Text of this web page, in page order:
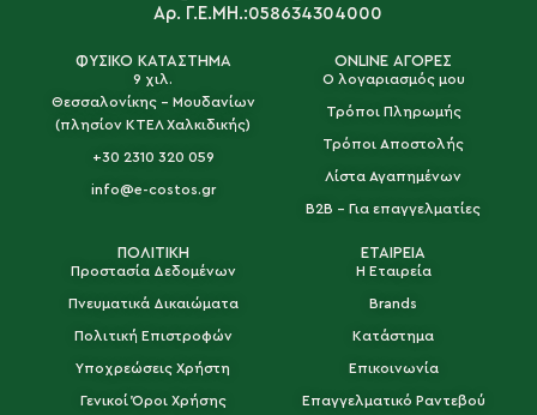
Αρ. Γ.Ε.ΜΗ.:058634304000
ΦΥΣΙΚΟ ΚΑΤΑΣΤΗΜΑ
9 χιλ.
Θεσσαλονίκης - Μουδανίων
(πλησίον ΚΤΕΛ Χαλκιδικής)
+30 2310 320 059
info@e-costos.gr
ONLINE ΑΓΟΡΕΣ
Ο λογαριασμός μου
Τρόποι Πληρωμής
Τρόποι Αποστολής
Λίστα Αγαπημένων
B2B - Για επαγγελματίες
ΠΟΛΙΤΙΚΗ
Προστασία Δεδομένων
Πνευματικά Δικαιώματα
Πολιτική Επιστροφών
Υποχρεώσεις Χρήστη
Γενικοί Όροι Χρήσης
ΕΤΑΙΡΕΙΑ
Η Εταιρεία
Brands
Κατάστημα
Επικοινωνία
Επαγγελματικό Ραντεβού